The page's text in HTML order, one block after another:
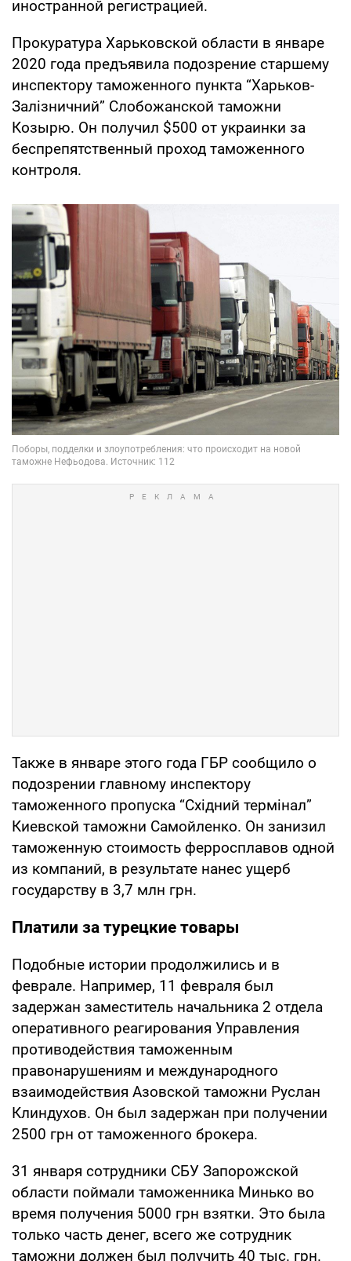
иностранной регистрацией.
Прокуратура Харьковской области в январе
2020 года предъявила подозрение старшему
инспектору таможенного пункта “Харьков-
Залізничний” Слобожанской таможни
Козырю. Он получил $500 от украинки за
беспрепятственный проход таможенного
контроля.
Также в январе этого года ГБР сообщило о
подозрении главному инспектору
таможенного пропуска “Східний термінал”
Киевской таможни Самойленко. Он занизил
таможенную стоимость ферросплавов одной
из компаний, в результате нанес ущерб
государству в 3,7 млн грн.
Платили за турецкие товары
Подобные истории продолжились и в
феврале. Например, 11 февраля был
задержан заместитель начальника 2 отдела
оперативного реагирования Управления
противодействия таможенным
правонарушениям и международного
взаимодействия Азовской таможни Руслан
Клиндухов. Он был задержан при получении
2500 грн от таможенного брокера.
31 января сотрудники СБУ Запорожской
области поймали таможенника Минько во
время получения 5000 грн взятки. Это была
только часть денег, всего же сотрудник
таможни должен был получить 40 тыс. грн.